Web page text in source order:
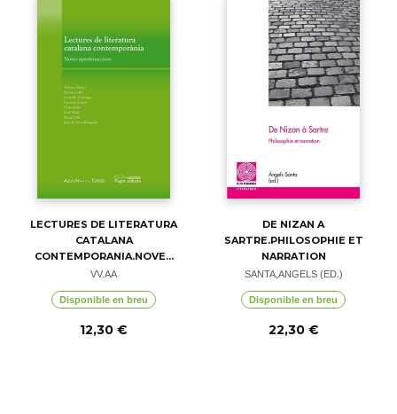
LECTURES DE LITERATURA
CATALANA
CONTEMPORANIA.NOVE...
VV.AA
Disponible en breu
12,30 €
DE NIZAN A
SARTRE.PHILOSOPHIE ET
NARRATION
SANTA,ANGELS (ED.)
Disponible en breu
22,30 €